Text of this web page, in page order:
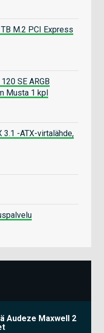
M.2 PCI Express
SE ARGB
Musta 1 kpl
3.1 -ATX-virtalähde,
Audeze Maxwell 2